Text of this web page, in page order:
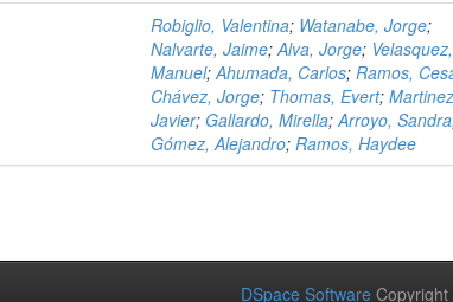
Robiglio, Valentina; Watanabe, Jorge;
Nalvarte, Jaime;Alva, Jorge; Velasquez,
Manuel;Ahumada, Carlos;Ramos,
Chávez, Jorge; Thomas, Evert;
Javier; Gallardo, Mirella;Arroyo, Sandra
Gómez, Alejandro;Ramos, Haydee
DSpace Software